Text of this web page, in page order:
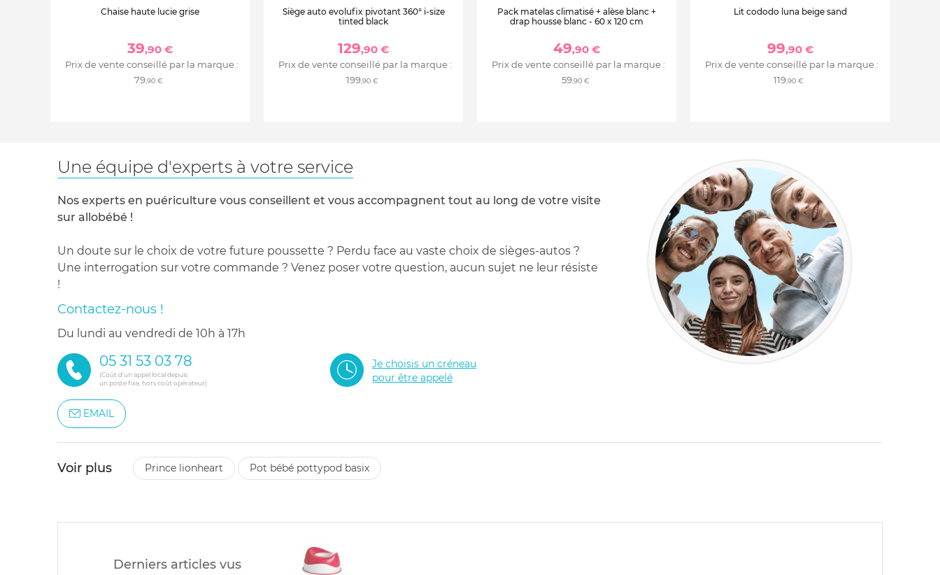
Chaise haute lucie grise
39,90 €
Prix de vente conseillé par la marque :
79,90 €
Siège auto evolufix pivotant 360° i-size
tinted black
129,90 €
Prix de vente conseillé par la marque :
199,90 €
Pack matelas climatisé + alèse blanc +
drap housse blanc - 60 x 120 cm
49,90 €
Prix de vente conseillé par la marque :
59,90 €
Lit cododo luna beige sand
99,90 €
Prix de vente conseillé par la marque :
119,90 €
Une équipe d'experts à votre service
Nos experts en puériculture vous conseillent et vous accompagnent tout au long de votre visite
sur allobébé !
Un doute sur le choix de votre future poussette ? Perdu face au vaste choix de sièges-autos ?
Une interrogation sur votre commande ? Venez poser votre question, aucun sujet ne leur résiste
!
Contactez-nous !
du lundi au vendredi de 10h à 17h
05 31 53 03 78
(Coût d'un appel local depuis
un poste fixe, hors coût opérateur)
Je choisis un créneau
pour être appelé
EMAIL
Voir plus prince lionheart pot bébé pottypod basix
Derniers articles vus